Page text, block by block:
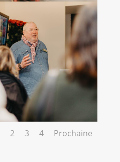
2 3 4 Prochaine